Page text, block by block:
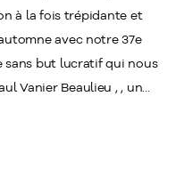
à la fois trépidante et
avec notre 37e
but lucratif qui nous
Vanier Beaulieu , , un...